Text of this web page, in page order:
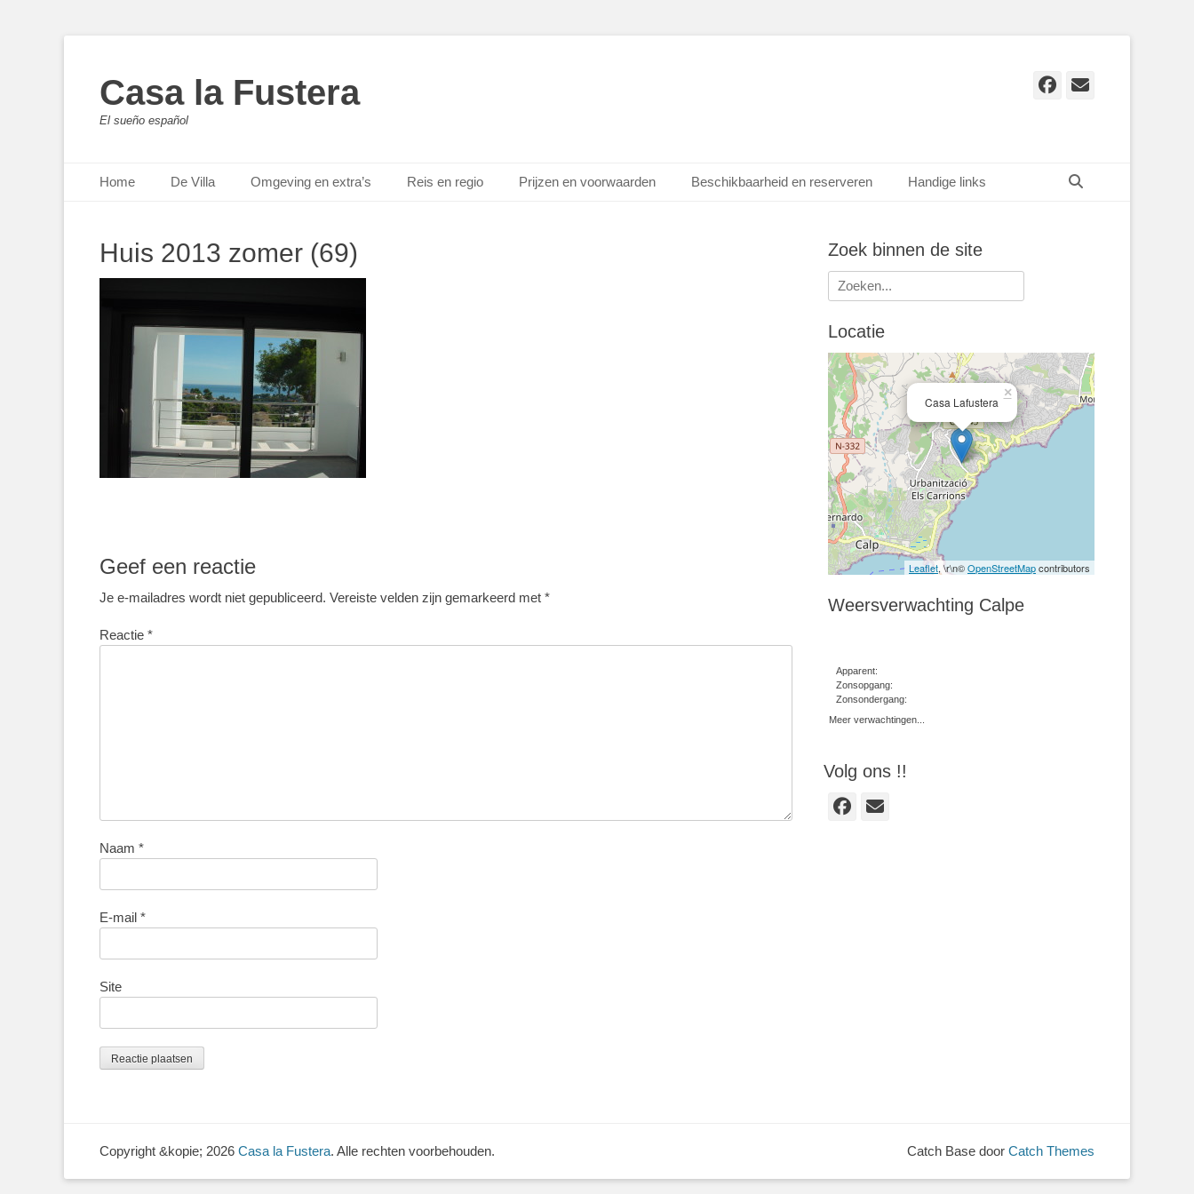
Casa la Fustera
El sueño español
Facebook
E-
Primair menu
naar
Home De Villa Omgeving en extra’s Reis en regio Prijzen en voorwaarden Beschikbaarheid en reserveren Handige links
Huis 2013 zomer (69)
Geef een reactie
Je e-mailadres wordt niet gepubliceerd. Vereiste velden zijn gemarkeerd met *
Reactie *
Naam *
E-mail *
Site
Zoek binnen de site
Zoeken
naar:
Locatie
Casa Lafustera
×
Leaflet, \r\n©OpenStreetMapcontributors
Weersverwachting Calpe
Apparent:
Zonsopgang:
Zonsondergang:
Meer verwachtingen...
Volg ons !!
Facebook
E-
Copyright &kopie; 2026 Casa la Fustera. Alle rechten voorbehouden. Catch Base door Catch Themes